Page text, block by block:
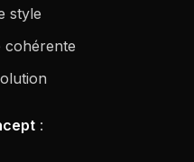
style
cohérente
: